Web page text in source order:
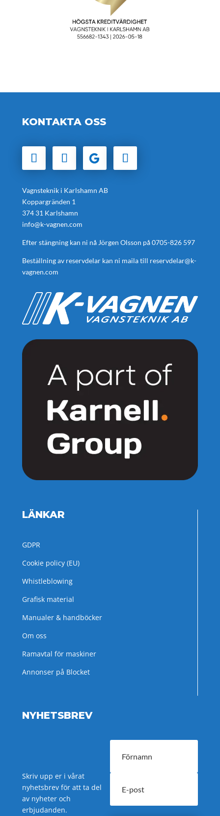
KONTAKTA OSS
Vagnsteknik i Karlshamn AB
Koppargränden 1
374 31 Karlshamn
info@k-vagnen.com
Efter stängning kan ni nå Jörgen Olsson på0705-826 597
Beställning av reservdelar kan ni maila till reservdelar@k-
vagnen.com
LÄNKAR
GDPR
Cookie policy (EU)
Whistleblowing
Grafisk material
Manualer & handböcker
Om oss
Ramavtal för maskiner
Annonser på Blocket
NYHETSBREV
Skriv upp er i vårat
nyhetsbrev för att ta del
av nyheter och
erbjudanden.